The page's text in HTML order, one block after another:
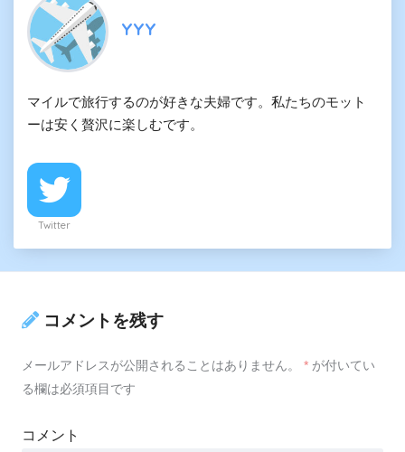
YYY
マイルで旅行するのが好きな夫婦です。私たちのモット
ーは安く贅沢に楽しむです。
Twitter
コメントを残す
メールアドレスが公開されることはありません。 * が付いてい
る欄は必須項目です
コメント